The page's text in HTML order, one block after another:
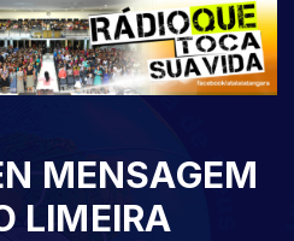
MENSAGEM
LIMEIRA